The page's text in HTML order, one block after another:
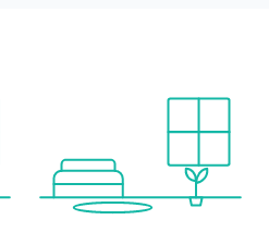
Quelle: OpenStreetMap